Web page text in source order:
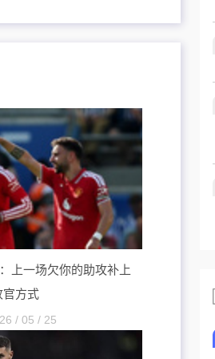
上一场欠你的助攻补上
方式
/ 05 / 25